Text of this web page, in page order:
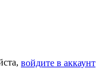
войдите в аккаунт